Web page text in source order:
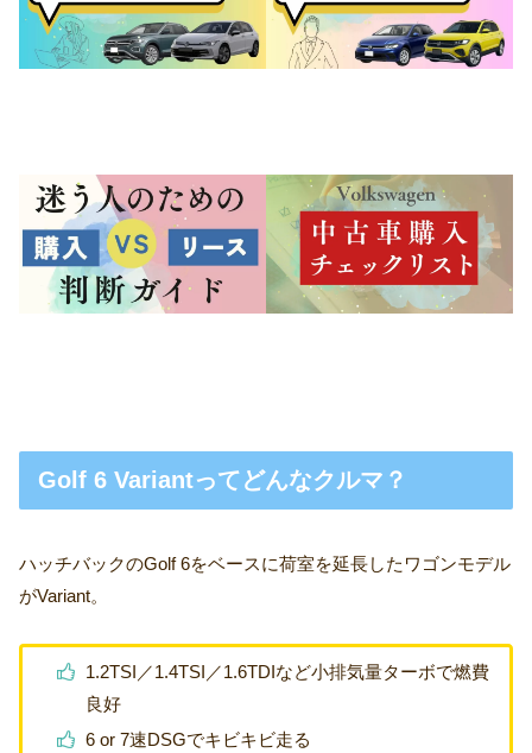
Golf 6 Variantってどんなクルマ？
ハッチバックのGolf 6をベースに荷室を延長したワゴンモデル
がVariant。
1.2TSI／1.4TSI／1.6TDIなど小排気量ターボで燃費
良好
6 or 7速DSGでキビキビ走る